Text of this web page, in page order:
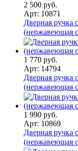
2 500 руб.
Арт: 10871
Дверная ручка
(нержавеющая
1 770 руб.
Арт: 14794
Дверная ручка
(нержавеющая
1 990 руб.
Арт: 10869
Дверная ручка
(нержавеющая